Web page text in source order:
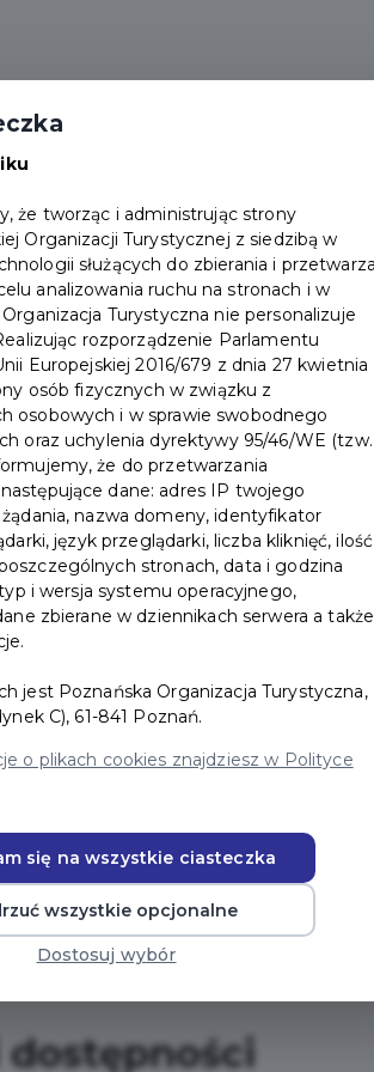
kupić
APLIKACJI
zapewnić dostępność swojej
i aplikacji mobilnych
do aplikacji „Karta Turysty” na
DWA TYSIĄCE DWADZIEŚCIA
aplikacji
r. o dostępności cyfrowej stron
wymienionych poniżej:
że tworząc i administrując strony
Organizacji Turystycznej z siedzibą w
służących do zbierania i
analizowania ruchu na stronach i w
Turystyczna nie personalizuje
rozporządzenie Parlamentu
Europejskiej 2016/679 z dnia 27 kwietnia
osób fizycznych w związku z
osobowych i w sprawie swobodnego
oraz uchylenia dyrektywy 95/46/WE (tzw.
że do przetwarzania
dane: adres IP twojego
nazwa domeny, identyfikator
język przeglądarki, liczba kliknięć, ilość
stronach, data i godzina
i wersja systemu operacyjnego,
zbierane w dziennikach serwera a także
jest Poznańska Organizacja Turystyczna,
C), 61-841 Poznań.
o plikach cookies znajdziesz w Polityce
się na wszystkie ciasteczka
wszystkie opcjonalne
Dostosuj wybór